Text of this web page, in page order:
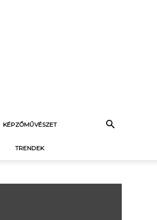
KÉPZŐMŰVÉSZET
TRENDEK